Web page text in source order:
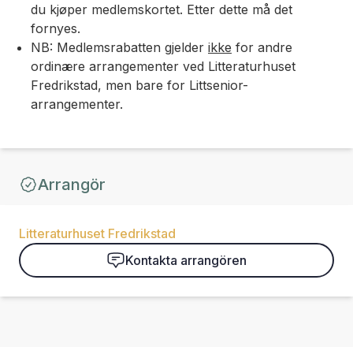
du kjøper medlemskortet. Etter dette må det
fornyes.
NB: Medlemsrabatten gjelder ikke for andre
ordinære arrangementer ved Litteraturhuset
Fredrikstad, men bare for Littsenior-
arrangementer.
Arrangör
Litteraturhuset Fredrikstad
Kontakta arrangören